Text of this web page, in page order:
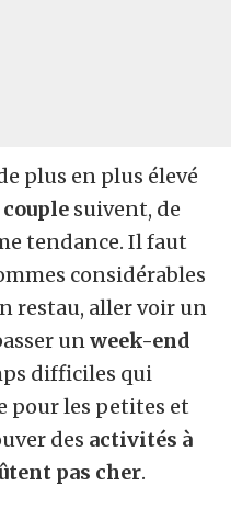
plus en plus élevé
suivent, de
tendance. Il faut
considérables
restau, aller voir un
unweek-end
difficiles qui
pour les petites et
des activités à
pas cher.